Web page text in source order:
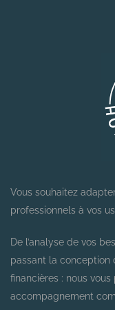
Vous souhaitez
professionnels à vos
De l’analyse de vos
passant la conception
financières : nous
accompagnement